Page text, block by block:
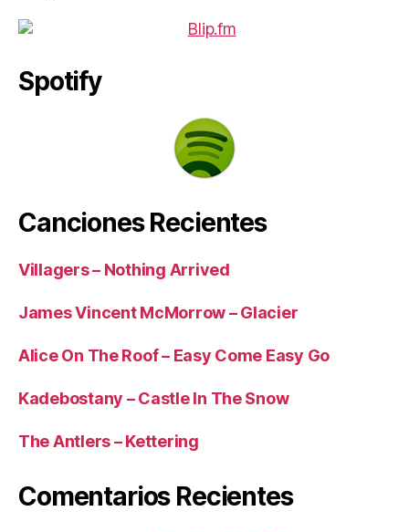
Spotify
Canciones Recientes
Villagers – Nothing Arrived
James Vincent McMorrow – Glacier
Alice On The Roof – Easy Come Easy Go
Kadebostany – Castle In The Snow
The Antlers – Kettering
Comentarios Recientes